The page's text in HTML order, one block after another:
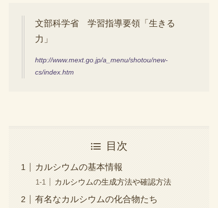
文部科学省 学習指導要領「生きる
力」
http://www.mext.go.jp/a_menu/shotou/new-
cs/index.htm
目次
カルシウムの基本情報
カルシウムの生成方法や確認方法
有名なカルシウムの化合物たち